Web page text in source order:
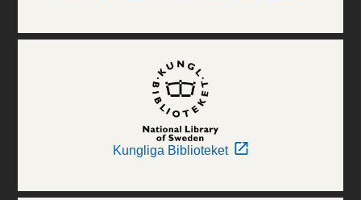
Kungliga Biblioteket